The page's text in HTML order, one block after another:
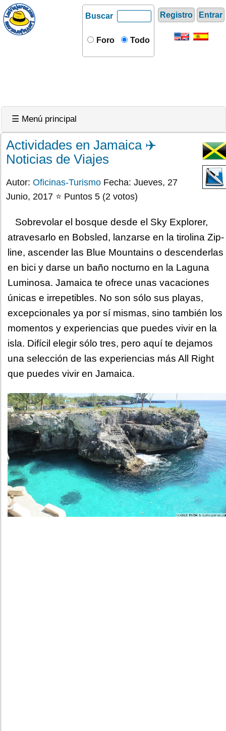
Registro Entrar
Buscar
Foro Todo
☰ Menú principal
Actividades en Jamaica ✈️
Noticias de Viajes
Autor: Oficinas-Turismo Fecha: Jueves, 27
Junio, 2017 ⭐ Puntos 5 (2 votos)
Sobrevolar el bosque desde el Sky Explorer,
atravesarlo en Bobsled, lanzarse en la tirolina Zip-
line, ascender las Blue Mountains o descenderlas
en bici y darse un baño nocturno en la Laguna
Luminosa. Jamaica te ofrece unas vacaciones
únicas e irrepetibles. No son sólo sus playas,
excepcionales ya por sí mismas, sino también los
momentos y experiencias que puedes vivir en la
isla. Difícil elegir sólo tres, pero aquí te dejamos
una selección de las experiencias más All Right
que puedes vivir en Jamaica.